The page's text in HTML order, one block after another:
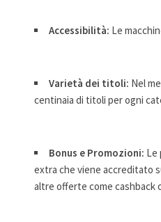
Accessibilità: Le
Varietà dei titoli: Nel
centinaia di titoli per ogni
Bonus e Promozioni: Le
extra che viene accreditato
altre offerte come cashback